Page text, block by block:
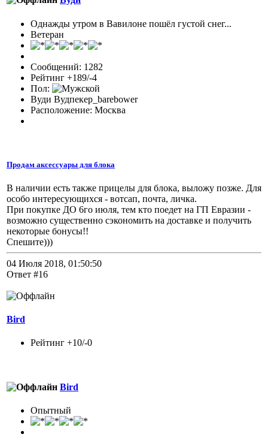
Однажды утром в Вавилоне пошёл густой снег...
Ветеран
Сообщений: 1282
Рейтинг +189/-4
Пол:
Вуди Вудпекер_barebower
Расположение: Москва
Продам аксессуары для блока
В наличии есть также прицелы для блока, выложу позже. Для
особо интересующихся - вотсап, почта, личка.
При покупке ДО 6го июля, тем кто поедет на ГП Евразии -
возможно существенно сэкономить на доставке и получить
некоторые бонусы!!
Спешите)))
04 Июля 2018, 01:50:50
Ответ #16
Bird
Рейтинг +10/-0
Bird
Опытный